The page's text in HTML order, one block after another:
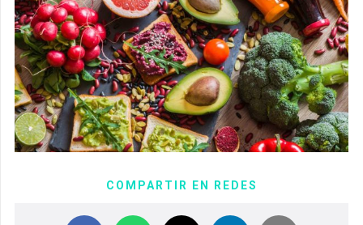
COMPARTIR EN REDES